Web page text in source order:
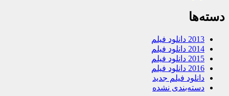
دسته‌ها
2013 دانلود فیلم
2014 دانلود فیلم
2015 دانلود فیلم
2016 دانلود فیلم
دانلود فیلم جدید
دسته‌بندی نشده